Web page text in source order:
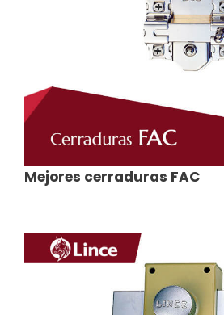
Mejores cerraduras FAC